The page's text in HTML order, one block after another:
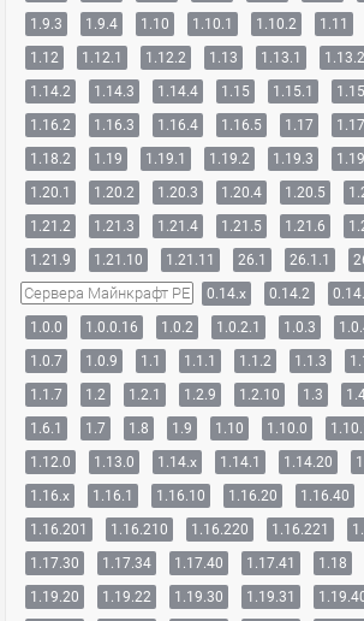
1.9.3
1.9.4 1.10 1.10.1 1.10.2 1.11
1.12
1.12.1 1.12.2 1.13 1.13.1 1.13.2
1.14.2
1.14.3 1.14.4 1.15 1.15.1
1.16.2
1.16.3 1.16.4 1.16.5 1.17
1.18.2
1.19 1.19.1 1.19.2 1.19.3
1.20.1
1.20.2 1.20.3 1.20.4 1.20.5
1.21.2
1.21.3 1.21.4 1.21.5 1.21.6
1.21.9
1.21.10 1.21.11 26.1 26.1.1
Сервера Майнкрафт PE 0.14.x 0.14.2
1.0.0
1.0.0.16 1.0.2 1.0.2.1 1.0.3
1.0.7
1.0.9 1.1 1.1.1 1.1.2 1.1.3
1.1.7
1.2 1.2.1 1.2.9 1.2.10 1.3
1.6.1
1.7 1.8 1.9 1.10 1.10.0
1.12.0
1.13.0 1.14.x 1.14.1 1.14.20
1.16.x
1.16.1 1.16.10 1.16.20 1.16.40
1.16.201
1.16.210 1.16.220 1.16.221
1.17.30
1.17.34 1.17.40 1.17.41 1.18
1.19.20
1.19.22 1.19.30 1.19.31